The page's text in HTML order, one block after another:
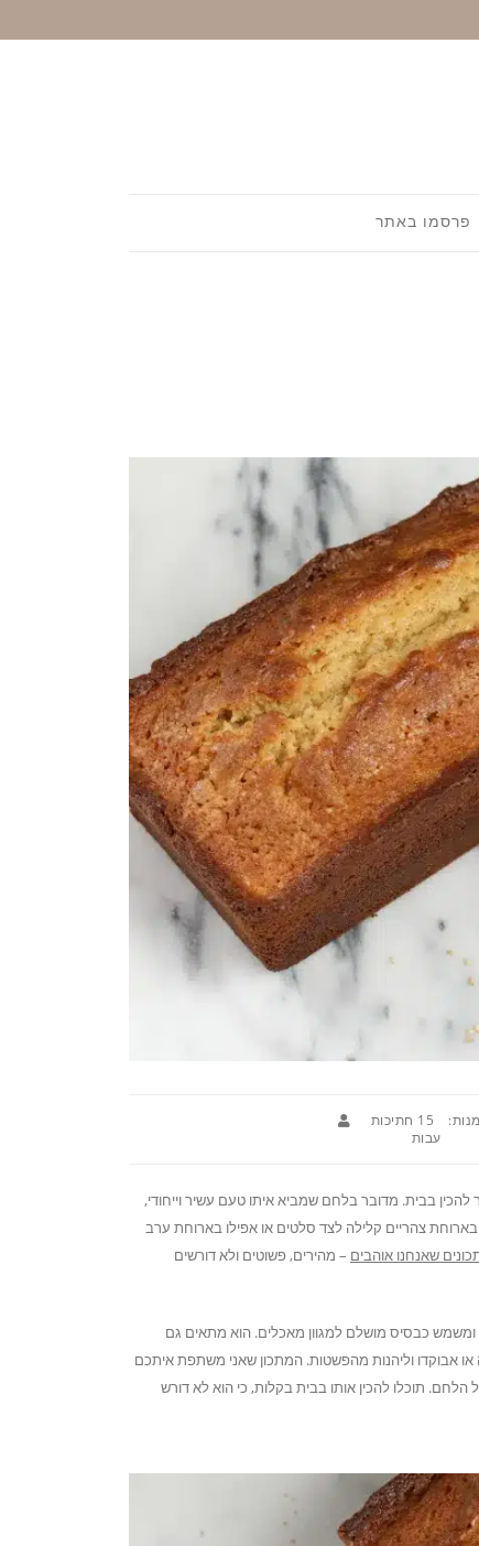
פרסמו באתר
15 חתיכות
עבות
בבית. מדובר בלחם שמביא איתו טעם עשיר וייחודי,
צהריים קלילה לצד סלטים או אפילו בארוחת ערב
שאנחנו אוהבים – מהירים, פשוטים ולא דורשים
כבסיס מושלם למגוון מאכלים. הוא מתאים גם
אבוקדו וליהנות מהפשטות. המתכון שאני משתפת איתכם
תוכלו להכין אותו בבית בקלות, כי הוא לא דורש